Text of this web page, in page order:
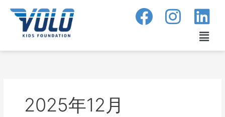
菜
单
2025年12月